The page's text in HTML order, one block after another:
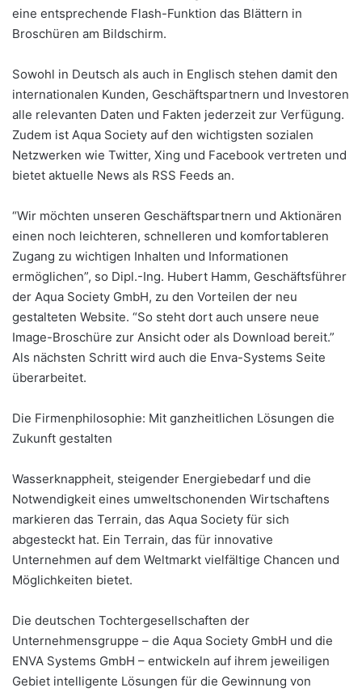
eine entsprechende Flash-Funktion das Blättern in
Broschüren am Bildschirm.
Sowohl in Deutsch als auch in Englisch stehen damit den
internationalen Kunden, Geschäftspartnern und Investoren
alle relevanten Daten und Fakten jederzeit zur Verfügung.
Zudem ist Aqua Society auf den wichtigsten sozialen
Netzwerken wie Twitter, Xing und Facebook vertreten und
bietet aktuelle News als RSS Feeds an.
“Wir möchten unseren Geschäftspartnern und Aktionären
einen noch leichteren, schnelleren und komfortableren
Zugang zu wichtigen Inhalten und Informationen
ermöglichen”, so Dipl.-Ing. Hubert Hamm, Geschäftsführer
der Aqua Society GmbH, zu den Vorteilen der neu
gestalteten Website. “So steht dort auch unsere neue
Image-Broschüre zur Ansicht oder als Download bereit.”
Als nächsten Schritt wird auch die Enva-Systems Seite
überarbeitet.
Die Firmenphilosophie: Mit ganzheitlichen Lösungen die
Zukunft gestalten
Wasserknappheit, steigender Energiebedarf und die
Notwendigkeit eines umweltschonenden Wirtschaftens
markieren das Terrain, das Aqua Society für sich
abgesteckt hat. Ein Terrain, das für innovative
Unternehmen auf dem Weltmarkt vielfältige Chancen und
Möglichkeiten bietet.
Die deutschen Tochtergesellschaften der
Unternehmensgruppe – die Aqua Society GmbH und die
ENVA Systems GmbH – entwickeln auf ihrem jeweiligen
Gebiet intelligente Lösungen für die Gewinnung von